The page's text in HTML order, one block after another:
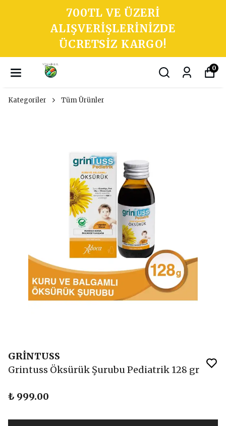
700TL VE ÜZERI
ALIŞVERIŞLERINIZDE
ÜCRETSIZ KARGO!
0
Kategoriler Tüm Ürünler
GRİNTUSS
Grintuss Öksürük Şurubu Pediatrik 128 gr
₺ 999.00